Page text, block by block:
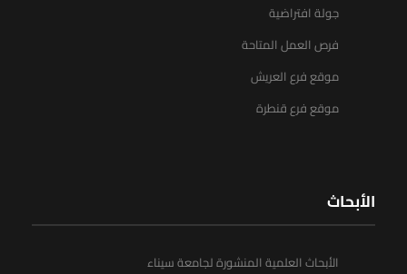
جولة افتراضية
فرص العمل المتاحة
موقع فرع العريش
موقع فرع قنطرة
الأبحاث
الأبحاث العلمية المنشورة لجامعة سيناء